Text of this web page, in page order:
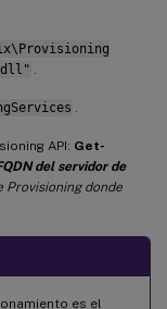
.
.
API: Get-
del servidor de
Provisioning donde
es el